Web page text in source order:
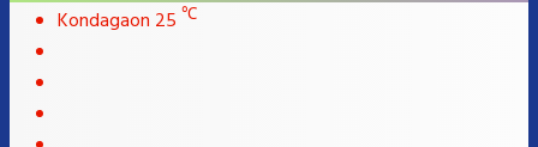
Kondagaon 25 ℃